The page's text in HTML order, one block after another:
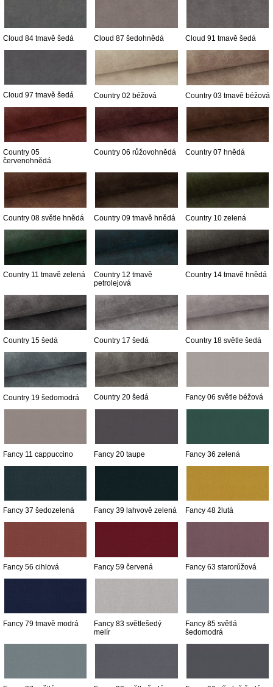
Cloud 84 tmavě šedá Cloud 87 šedohnědá Cloud 91 tmavě šedá
Cloud 97 tmavě šedá Country 02 béžová Country 03 tmavě béžová
Country 05
červenohnědá
Country 06 růžovohnědá Country 07 hnědá
Country 08 světle hnědá Country 09 tmavě hnědá Country 10 zelená
Country 11 tmavě zelená
Country 12 tmavě
petrolejová
Country 14 tmavě hnědá
Country 15 šedá Country 17 šedá Country 18 světle šedá
Country 19 šedomodrá Country 20 šedá Fancy 06 světle béžová
Fancy 11 cappuccino Fancy 20 taupe Fancy 36 zelená
Fancy 37 šedozelená Fancy 39 lahvově zelená Fancy 48 žlutá
Fancy 56 cihlová Fancy 59 červená Fancy 63 starorůžová
Fancy 79 tmavě modrá
Fancy 83 světlešedý
melír
Fancy 85 světlá
šedomodrá